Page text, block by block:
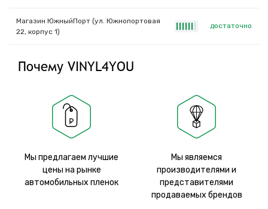
Магазин ЮжныйПорт (ул. Южнопортовая
22, корпус 1)
достаточно
Почему VINYL4YOU
Мы предлагаем лучшие
цены на рынке
автомобильных пленок
Мы являемся
производителями и
представителями
продаваемых брендов